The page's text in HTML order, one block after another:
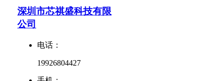
深圳市芯祺盛科技有限
公司
电话：
19926804427